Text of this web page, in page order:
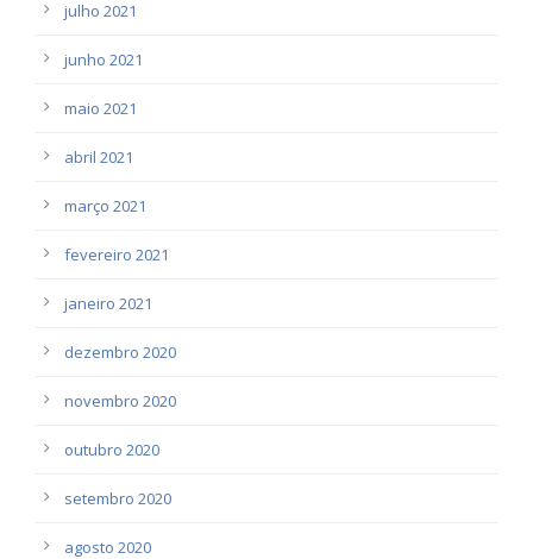
julho 2021
junho 2021
maio 2021
abril 2021
março 2021
fevereiro 2021
janeiro 2021
dezembro 2020
novembro 2020
outubro 2020
setembro 2020
agosto 2020